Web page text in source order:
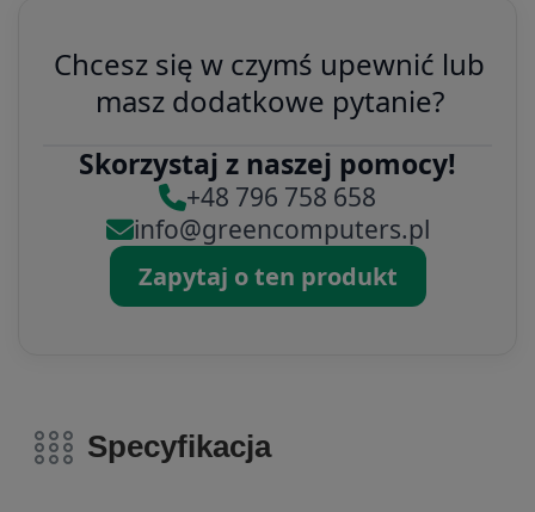
Chcesz się w czymś upewnić lub
masz dodatkowe pytanie?
Skorzystaj z naszej pomocy!
+48 796 758 658
info@greencomputers.pl
Zapytaj o ten produkt
Specyfikacja